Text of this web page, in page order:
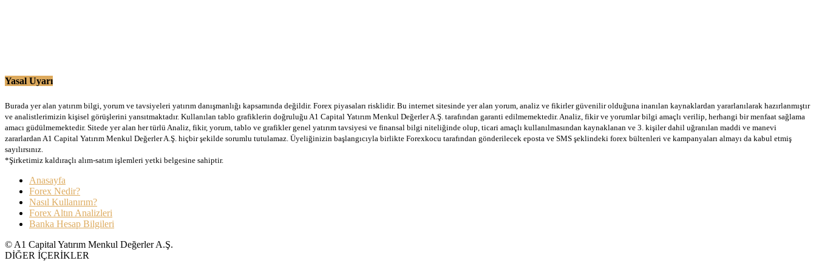
Yasal Uyarı
Burada yer alan yatırım bilgi, yorum ve tavsiyeleri yatırım danışmanlığı kapsamında değildir. Forex piyasaları risklidir. Bu internet sitesinde yer alan yorum, analiz ve fikirler güvenilir olduğuna inanılan kaynaklardan yararlanılarak hazırlanmıştır
ve analistlerimizin kişisel görüşlerini yansıtmaktadır. Kullanılan tablo grafiklerin doğruluğu A1 Capital Yatırım Menkul Değerler A.Ş. tarafından garanti edilmemektedir. Analiz, fikir ve yorumlar bilgi amaçlı verilip, herhangi bir menfaat sağlama
amacı güdülmemektedir. Sitede yer alan her türlü Analiz, fikir, yorum, tablo ve grafikler genel yatırım tavsiyesi ve finansal bilgi niteliğinde olup, ticari amaçlı kullanılmasından kaynaklanan ve 3. kişiler dahil uğranılan maddi ve manevi
zararlardan A1 Capital Yatırım Menkul Değerler A.Ş. hiçbir şekilde sorumlu tutulamaz. Üyeliğinizin başlangıcıyla birlikte Forexkocu tarafından gönderilecek eposta ve SMS şeklindeki forex bültenleri ve kampanyaları almayı da kabul etmiş
sayılırsınız.
*Şirketimiz kaldıraçlı alım-satım işlemleri yetki belgesine sahiptir.
Anasayfa
Forex Nedir?
Nasıl Kullanırım?
Forex Altın Analizleri
Banka Hesap Bilgileri
© A1 Capital Yatırım Menkul Değerler A.Ş.
DİĞER İÇERİKLER